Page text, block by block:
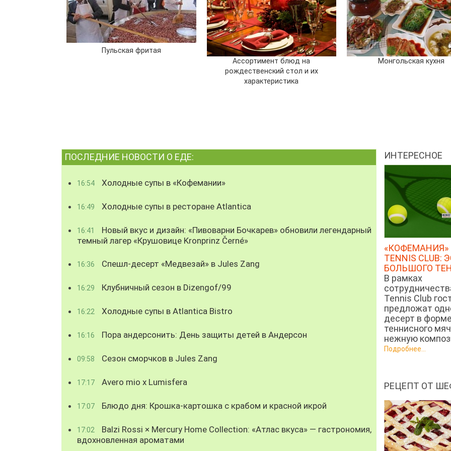
Пульская фритая
Ассортимент блюд на
рождественский стол и их
характеристика
Монгольская кухня
ПОСЛЕДНИЕ НОВОСТИ О ЕДЕ:
16:54 Холодные супы в «Кофемании»
16:49 Холодные супы в ресторане Atlantica
16:41
Новый вкус и дизайн: «Пивоварни Бочкарев» обновили легендарный
темный лагер «Крушовице Kronprinz Černé»
16:36 Спешл-десерт «Медвезай» в Jules Zang
16:29 Клубничный сезон в Dizengof/99
16:22 Холодные супы в Atlantica Bistro
16:16 Пора андерсонить: День защиты детей в Андерсон
09:58 Сезон сморчков в Jules Zang
17:17 Avero mio x Lumisfera
17:07 Блюдо дня: Крошка-картошка с крабом и красной икрой
17:02
Balzi Rossi × Mercury Home Collection: «Атлас вкуса» — гастрономия,
вдохновленная ароматами
ИНТЕРЕСНОЕ
«КОФЕМАНИЯ»
TENNIS CLUB:
БОЛЬШОГО
В рамках
Tennis Club
предложат
десерт в форме
теннисного
нежную
Подробнее...
РЕЦЕПТ ОТ